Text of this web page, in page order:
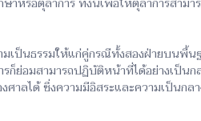
เป็นธรรมให้แก่คู่กรณีทั้งสองฝ่ายบนพื้น
ก็ย่อมสามารถปฏิบัติหน้าที่ได้อย่างเป็นก
ศาลได้ ซึ่งความมีอิสระและความเป็นก